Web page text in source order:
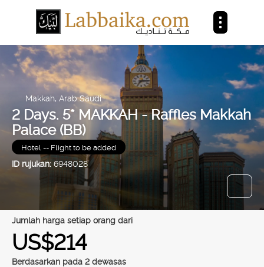
Makkah, Arab Saudi
2 Days. 5* MAKKAH - Raffles Makkah
Palace (BB)
Hotel -- Flight to be added
ID rujukan: 6948028
jumlah harga setiap orang dari
US$214
Berdasarkan pada 2 dewasas